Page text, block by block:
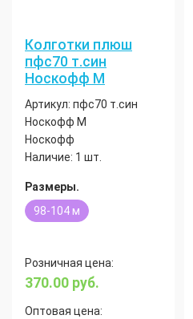
Колготки плюш
пфс70 т.син
Носкофф М
Артикул: пфс70 т.син
Носкофф М
Носкофф
Наличие: 1 шт.
Размеры.
98-104 м
Розничная цена:
370.00 руб.
Оптовая цена: